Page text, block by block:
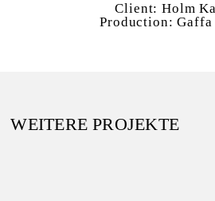
Client:Holm
Production:Gaffa
WEITERE PROJEKTE